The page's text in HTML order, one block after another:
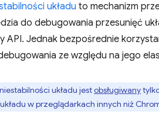
układu to mechanizm
do debugowania przesunięć
API. Jednak bezpośrednie
ze względu na jego
układu jestobsługiwany
w przeglądarkach innych niż